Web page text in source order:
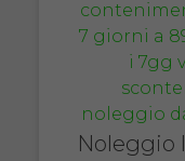
Noleggio